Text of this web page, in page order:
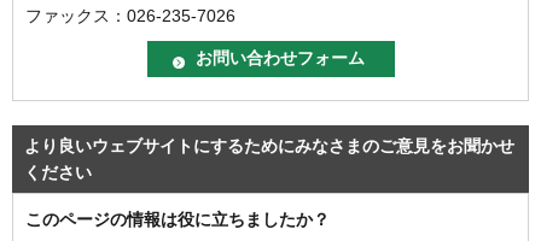
ファックス：026-235-7026
より良いウェブサイトにするためにみなさまのご意見をお聞かせ
ください
このページの情報は役に立ちましたか？